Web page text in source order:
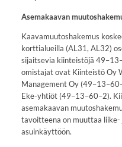
Asemakaavan
Kaavamuutoshakemus
korttialueilla (AL31, AL32)
sijaitsevia kiinteistöjä
omistajat ovat Kiinteistö Oy
Management Oy
Eke-yhtiöt (49–13–60–2).
asemakaavan
tavoitteena on muuttaa
asuinkäyttöön.